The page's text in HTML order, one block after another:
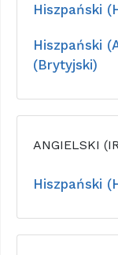
Hiszpański
Hiszpański
(Brytyjski)
ANGIELSKI
Hiszpański